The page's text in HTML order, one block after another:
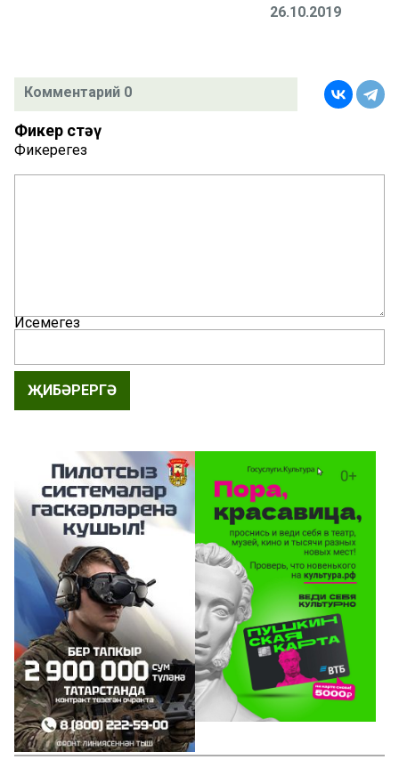
26.10.2019
Комментарий 0
Фикер өстәү
Фикерегез
Исемегез
ҖИБӘРЕРГӘ